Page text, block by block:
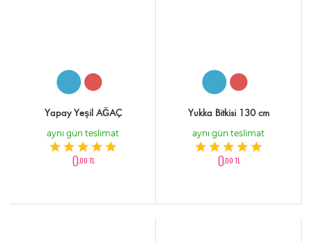
Yapay Yeşil AĞAÇ
aynı gün teslimat
0,00 TL
Yukka Bitkisi 130 cm
aynı gün teslimat
0,00 TL